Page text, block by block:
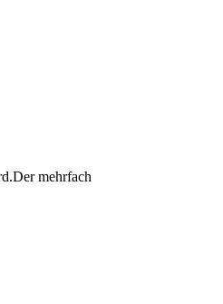
mehrfach